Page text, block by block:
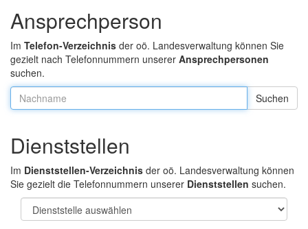
Ansprechperson
Im Telefon-Verzeichnis der oö. Landesverwaltung können Sie
gezielt nach Telefonnummern unserer Ansprechpersonen
suchen.
Nachname:
Dienststellen
Im Dienststellen-Verzeichnis der oö. Landesverwaltung können
Sie gezielt die Telefonnummern unserer Dienststellen suchen.